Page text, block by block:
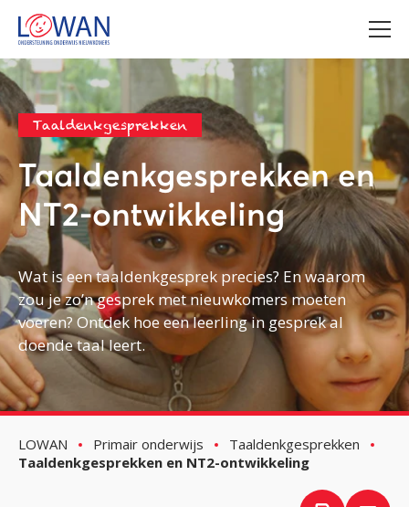
Taaldenkgesprekken
Taaldenkgesprekken en
NT2-ontwikkeling
Wat is een taaldenkgesprek precies? En waarom
zou je zo’n gesprek met nieuwkomers moeten
voeren? Ontdek hoe een leerling in gesprek al
doende taal leert.
LOWAN Primair onderwijs
Taaldenkgesprekken
Taaldenkgesprekken en NT2-ontwikkeling